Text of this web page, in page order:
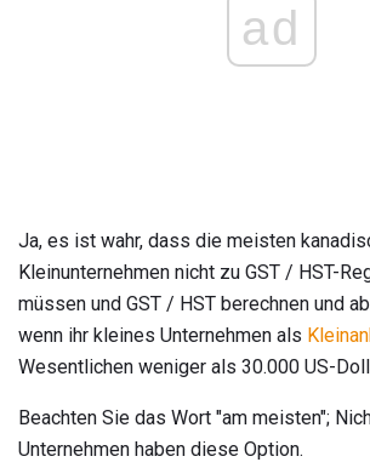
ad
Ja, es ist wahr, dass die meisten
Kleinunternehmen nicht zu GST / HST-
müssen und GST / HST berechnen und
wenn ihr kleines Unternehmen als
Wesentlichen weniger als 30.000 US-
Beachten Sie das Wort "am meisten";
Unternehmen haben diese Option.